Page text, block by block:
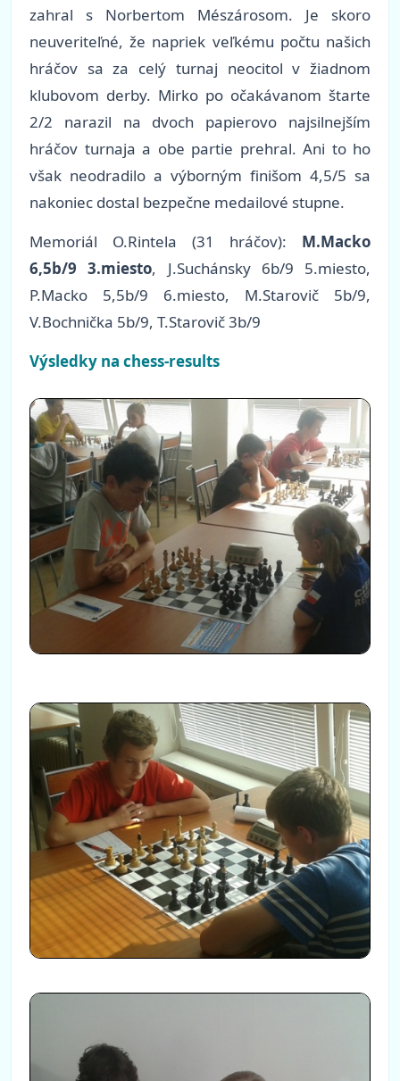
zahral s Norbertom Mészárosom. Je skoro
neuveriteľné, že napriek veľkému počtu našich
hráčov sa za celý turnaj neocitol v žiadnom
klubovom derby. Mirko po očakávanom štarte
2/2 narazil na dvoch papierovo najsilnejším
hráčov turnaja a obe partie prehral. Ani to ho
však neodradilo a výborným finišom 4,5/5 sa
nakoniec dostal bezpečne medailové stupne.
Memoriál O.Rintela (31 hráčov): M.Macko
6,5b/9 3.miesto, J.Suchánsky 6b/9 5.miesto,
P.Macko 5,5b/9 6.miesto, M.Starovič 5b/9,
V.Bochnička 5b/9, T.Starovič 3b/9
Výsledky na chess-results